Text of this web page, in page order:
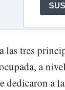
las tres
a
dedicaron a